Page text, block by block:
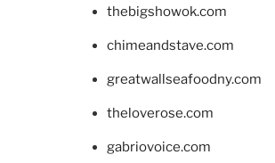
thebigshowok.com
chimeandstave.com
greatwallseafoodny.com
theloverose.com
gabriovoice.com